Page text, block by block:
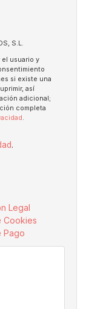
S.L.
el usuario y
si existe una
así
adicional;
completa
.
.
Legal
Cookies
Pago